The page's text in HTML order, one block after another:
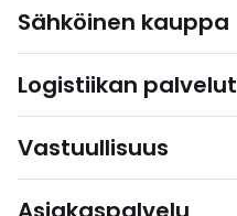
Sähköinen kauppa
Logistiikan palvelut
Vastuullisuus